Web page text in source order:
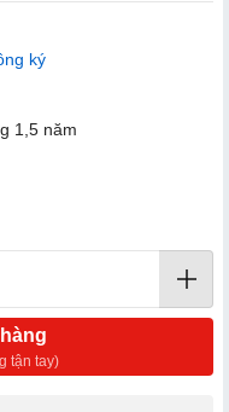
ký
1,5 năm
tận tay)